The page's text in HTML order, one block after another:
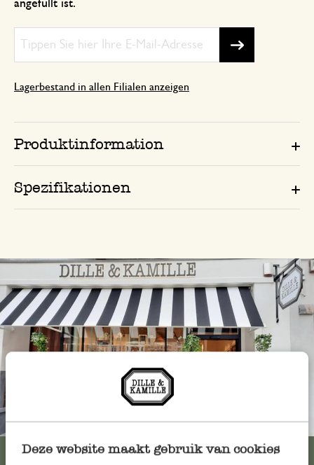
Deze website maakt gebruik van cookies
angefüllt ist.
Lagerbestand in allen Filialen anzeigen
Produktinformation
Spezifikationen
Immer in der Nähe
Alle 62 Geschäfte anzeigen